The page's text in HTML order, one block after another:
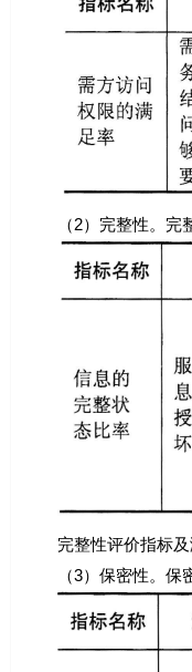
（2）完整性。完整
完整性评价指标及
（3）保密性。保密